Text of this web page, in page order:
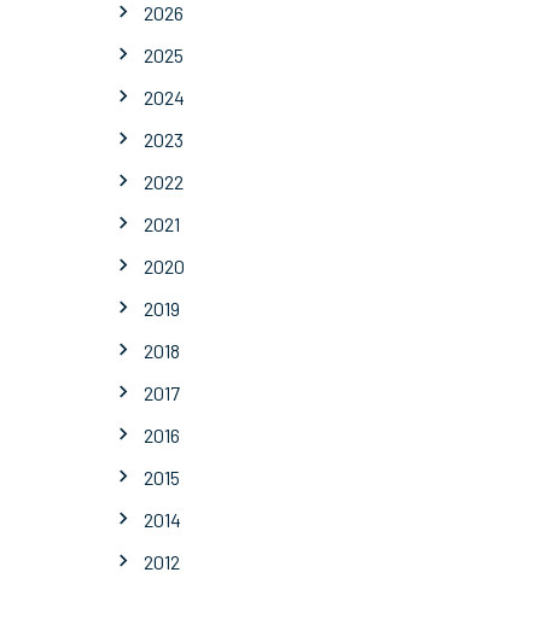
2026
2025
2024
2023
2022
2021
2020
2019
2018
2017
2016
2015
2014
2012